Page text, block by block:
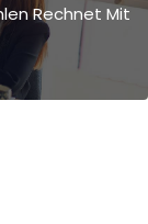
Rechnet Mit